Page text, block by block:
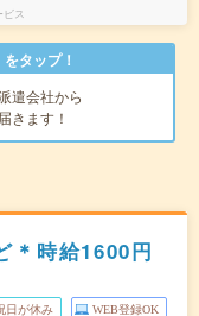
ビス
タップ！
遣会社から
きます！
＊時給1600円
日が休み WEB登録OK